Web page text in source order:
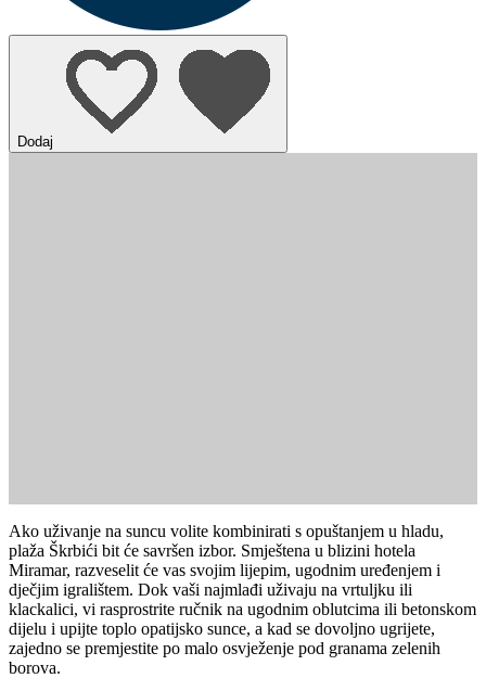
Dodaj
Ako uživanje na suncu volite kombinirati s opuštanjem u hladu,
plaža Škrbići bit će savršen izbor. Smještena u blizini hotela
Miramar, razveselit će vas svojim lijepim, ugodnim uređenjem i
dječjim igralištem. Dok vaši najmlađi uživaju na vrtuljku ili
klackalici, vi rasprostrite ručnik na ugodnim oblutcima ili betonskom
dijelu i upijte toplo opatijsko sunce, a kad se dovoljno ugrijete,
zajedno se premjestite po malo osvježenje pod granama zelenih
borova.